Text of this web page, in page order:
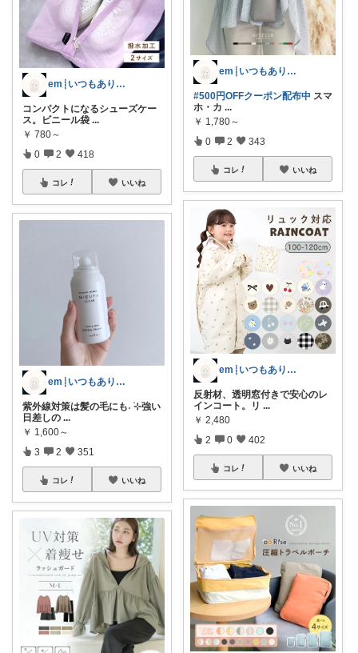
em┊いつもありがとうございます𓈒𓏸
コンパクトになるシューズケー
ス。ビニール袋 ...
￥ 780～
0 2 418
コレ いいね
em┊いつもありがとうございます𓈒𓏸
紫外線対策は髪の毛にも˖ ࣪⊹強い
日差しの ...
￥ 1,600～
3 2 351
コレ いいね
em┊いつもありがとうございます𓈒𓏸
#500円OFFクーポン配布中 スマ
ホ・カ ...
￥ 1,780～
0 2 343
コレ いいね
em┊いつもありがとうございます𓈒𓏸
反射材、透明窓付きで安心のレ
インコート。リ ...
￥ 2,480
2 0 402
コレ いいね